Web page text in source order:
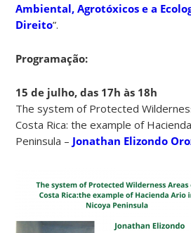
Ambiental, Agrotóxicos e a
Direito”.
Programação:
15 de julho, das 17h às 18h
The system of Protected
Costa Rica: the example of
Peninsula – Jonathan Elizondo